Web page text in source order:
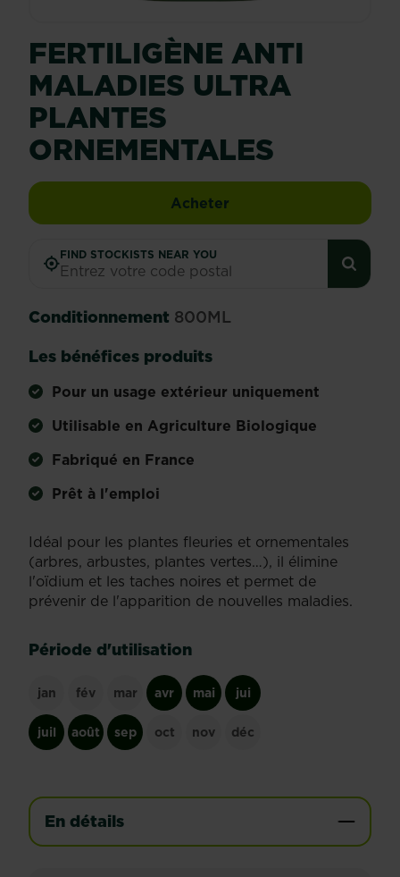
FERTILIGÈNE ANTI
MALADIES ULTRA
PLANTES
ORNEMENTALES
Acheter
FIND STOCKISTS NEAR YOU
Conditionnement 800ML
Les bénéfices produits
Pour un usage extérieur uniquement
Utilisable en Agriculture Biologique
Fabriqué en France
Prêt à l'emploi
Idéal pour les plantes fleuries et ornementales
(arbres, arbustes, plantes vertes…), il élimine
l'oïdium et les taches noires et permet de
prévenir de l'apparition de nouvelles maladies.
Période d'utilisation
jan fév mar avr mai jui
juil août sep oct nov déc
En détails